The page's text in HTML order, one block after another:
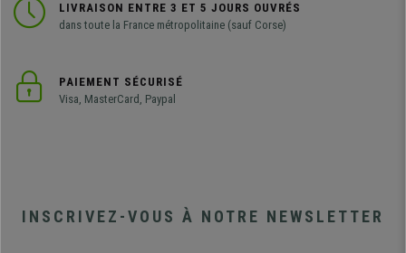
LIVRAISON ENTRE 3 ET 5 JOURS OUVRÉS
dans toute la France métropolitaine (sauf Corse)
PAIEMENT SÉCURISÉ
Visa, MasterCard, Paypal
INSCRIVEZ-VOUS À NOTRE NEWSLETTER